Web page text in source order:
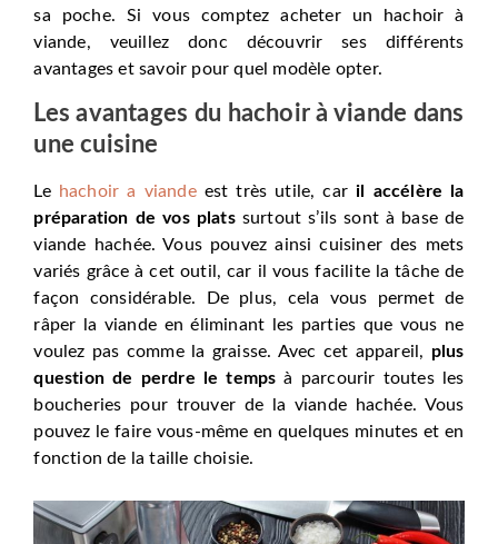
sa poche. Si vous comptez acheter un hachoir à
viande, veuillez donc découvrir ses différents
avantages et savoir pour quel modèle opter.
Les avantages du hachoir à viande dans
une cuisine
Le hachoir a viandeest très utile, car il accélère la
préparation de vos platssurtout s’ils sont à base de
viande hachée. Vous pouvez ainsi cuisiner des mets
variés grâce à cet outil, car il vous facilite la tâche de
façon considérable. De plus, cela vous permet de
râper la viande en éliminant les parties que vous ne
voulez pas comme la graisse. Avec cet appareil, plus
question de perdre le temps à parcourir toutes les
boucheries pour trouver de la viande hachée. Vous
pouvez le faire vous-même en quelques minutes et en
fonction de la taille choisie.